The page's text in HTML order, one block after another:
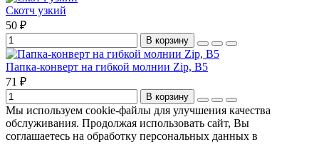
Скотч узкий
50 ₽
В корзину
Папка-конверт на гибкой молнии Zip, B5
71 ₽
В корзину
Мы используем cookie-файлы для улучшения качества
обслуживания. Продолжая использовать сайт, Вы
соглашаетесь на обработку персональных данных в